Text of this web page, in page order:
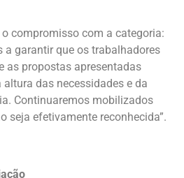
compromisso com a categoria:
a garantir que os trabalhadores
as propostas apresentadas
das necessidades e da
Continuaremos mobilizados
seja efetivamente reconhecida”.